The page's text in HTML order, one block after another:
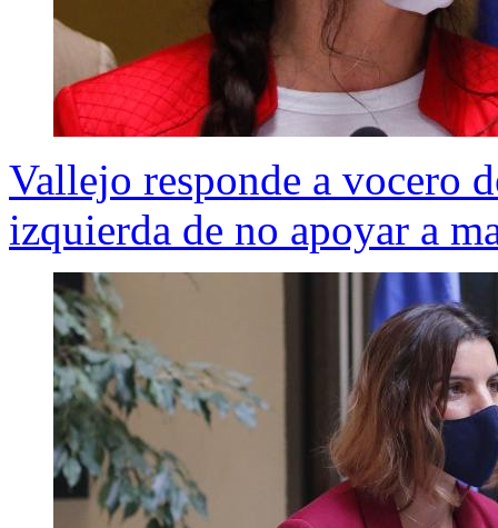
Vallejo responde a vocero
izquierda de no apoyar a